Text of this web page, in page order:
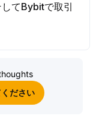
てBybitで取引
ださい